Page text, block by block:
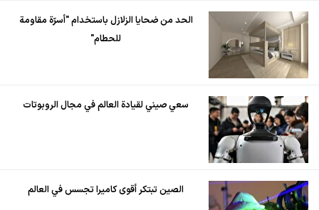
الحد من ضحايا الزلازل باستخدام "أسرّة مقاومة
للحطام"
سعي صيني لقيادة العالم في مجال الروبوتات
الصين تبتكر أقوى كاميرا تجسس في العالم